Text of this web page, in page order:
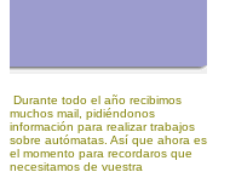
Durante todo el año recibimos
muchos mail, pidiéndonos
información para realizar trabajos
sobre autómatas. Así que ahora es
el momento para recordaros que
necesitamos de vuestra